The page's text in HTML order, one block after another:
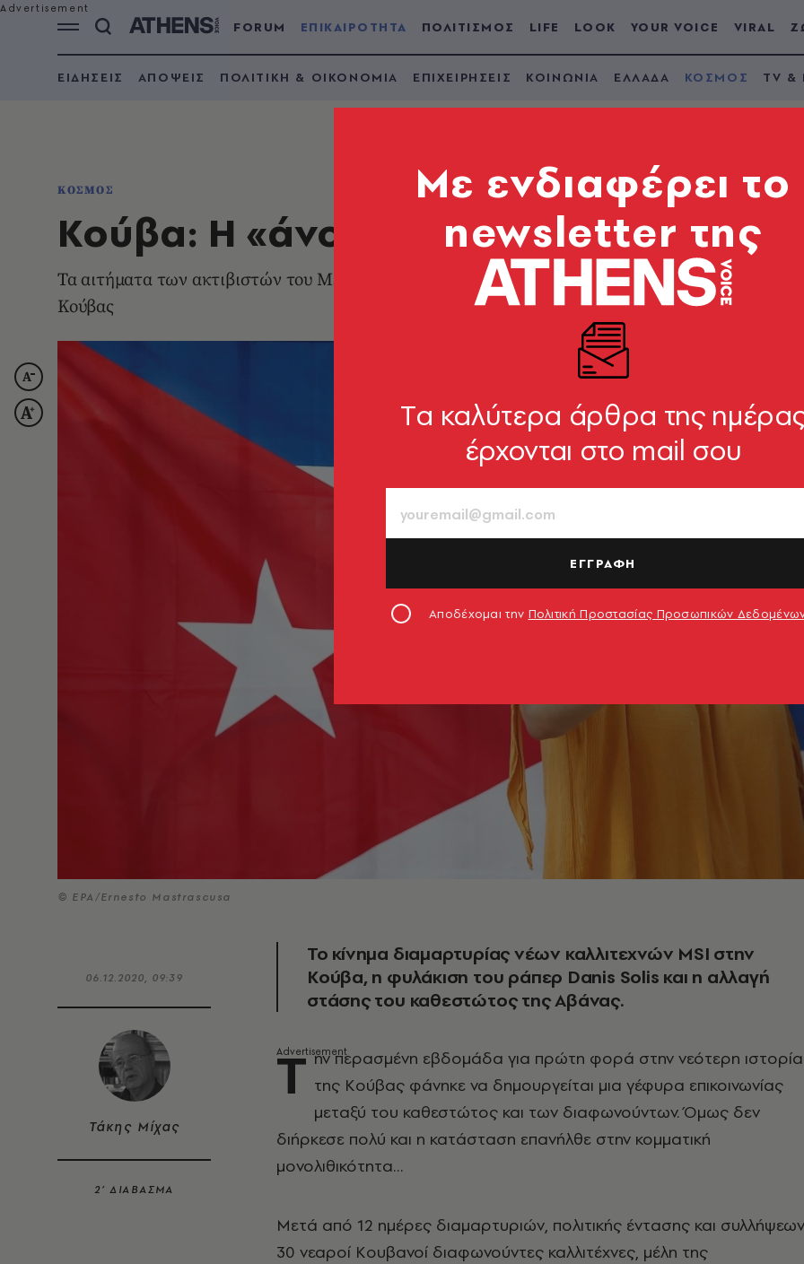
FORUM ΕΠΙΚΑΙΡΟΤΗΤΑ ΠΟΛΙΤΙΣΜΟΣ LIFE LOOK YOUR VOICE VIRAL
ΕΙΔΗΣΕΙΣ ΑΠΟΨΕΙΣ ΠΟΛΙΤΙΚΗ & ΟΙΚΟΝΟΜΙΑ ΕΠΙΧΕΙΡΗΣΕΙΣ ΚΟΙΝΩΝΙΑ ΕΛΛΑΔΑ ΚΟΣΜΟΣ TV &
ΚΟΣΜΟΣ
Κούβα: H «άνοιξη» που δεν διήρκεσε
Τα αιτήματα των ακτιβιστών του MSI και η δύσκολη θέση του Τζο Μπάιντεν μετά τη στάση
Κούβας
© EPA/Ernesto Mastrascusa
06.12.2020, 09:39
Τάκης Μίχας
2’ ΔΙΑΒΑΣΜΑ
Το κίνημα διαμαρτυρίας νέων καλλιτεχνών MSI στην
Κούβα, η φυλάκιση του ράπερ Danis Solis και η αλλαγή
στάσης του καθεστώτος της Αβάνας.
Τ ην περασμένη εβδομάδα για πρώτη φορά στην νεότερη ιστορία
της Κούβας φάνηκε να δημουργείται μια γέφυρα επικοινωνίας
μεταξύ του καθεστώτος και των διαφωνούντων. Όμως δεν
διήρκεσε πολύ και η κατάσταση επανήλθε στην κομματική
μονολιθικότητα…
Μετά από 12 ημέρες διαμαρτυριών, πολιτικής έντασης και
30 νεαροί Kουβανοί διαφωνούντες καλλιτέχνες, μέλη της
Mε ενδιαφέρει το
newsletter της
Tα καλύτερα άρθρα της
έρχονται στο mail σου
ΕΓΓΡΑΦΗ
Αποδέχομαι την Πολιτική Προστασίας Προσωπικών